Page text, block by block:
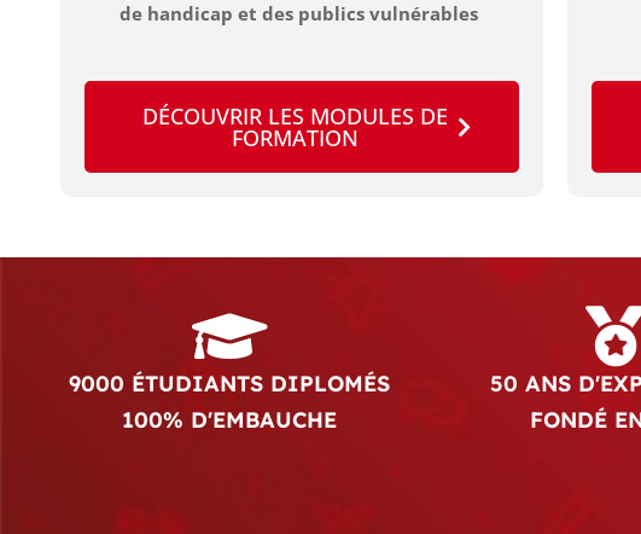
de handicap et des publics vulnérables
DÉCOUVRIR LES MODULES DE
FORMATION
9000 ÉTUDIANTS DIPLOMÉS
100% D'EMBAUCHE
50 ANS
FONDÉ